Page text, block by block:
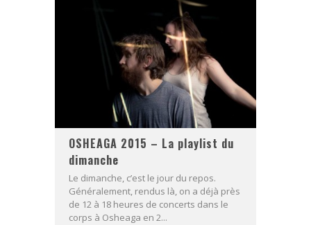
OSHEAGA 2015 – La playlist du
dimanche
Le dimanche, c’est le jour du repos.
Généralement, rendus là, on a déjà près
de 12 à 18 heures de concerts dans le
corps à Osheaga en 2...